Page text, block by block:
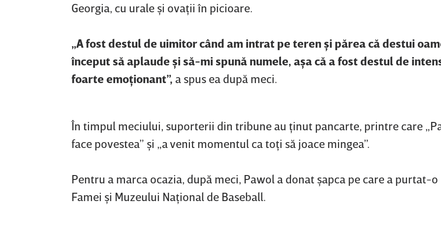
Georgia, cu urale şi ovaţii în picioare.
„A fost destul de uimitor când am intrat pe teren şi părea că destui
început să aplaude şi să-mi spună numele, aşa că a fost destul de
foarte emoţionant”, a spus ea după meci.
În timpul meciului, suporterii din tribune au ţinut pancarte, printre care
face povestea” şi „a venit momentul ca toţi să joace mingea”.
Pentru a marca ocazia, după meci, Pawol a donat şapca pe care a purtat-o
Famei şi Muzeului Naţional de Baseball.